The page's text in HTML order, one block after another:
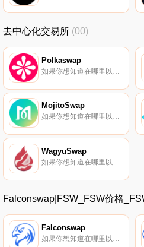
去中心化交易所 (00)
Polkaswap
MojitoSwap
如果你想知道在哪里以当前价格购买MojitoSwap,目前交易{MojitoSwap]股票的顶级加密货币交易所是KuCoin和MojitoSwap。您可以在我们的加密货币交易所页面上找到其他列表.
WagyuSwap
如果你想知道在哪里以当前价格购买WagyuSwap,目前交易{WagyuSwap]股票的顶级加密货币交易所是Gate.io、PancakeSwap（V2）和Wagyuswap。您可以在我们的加密货币交易所页面上找到其他列表.
Falconswap|FSW_FSW价格
Falconswap